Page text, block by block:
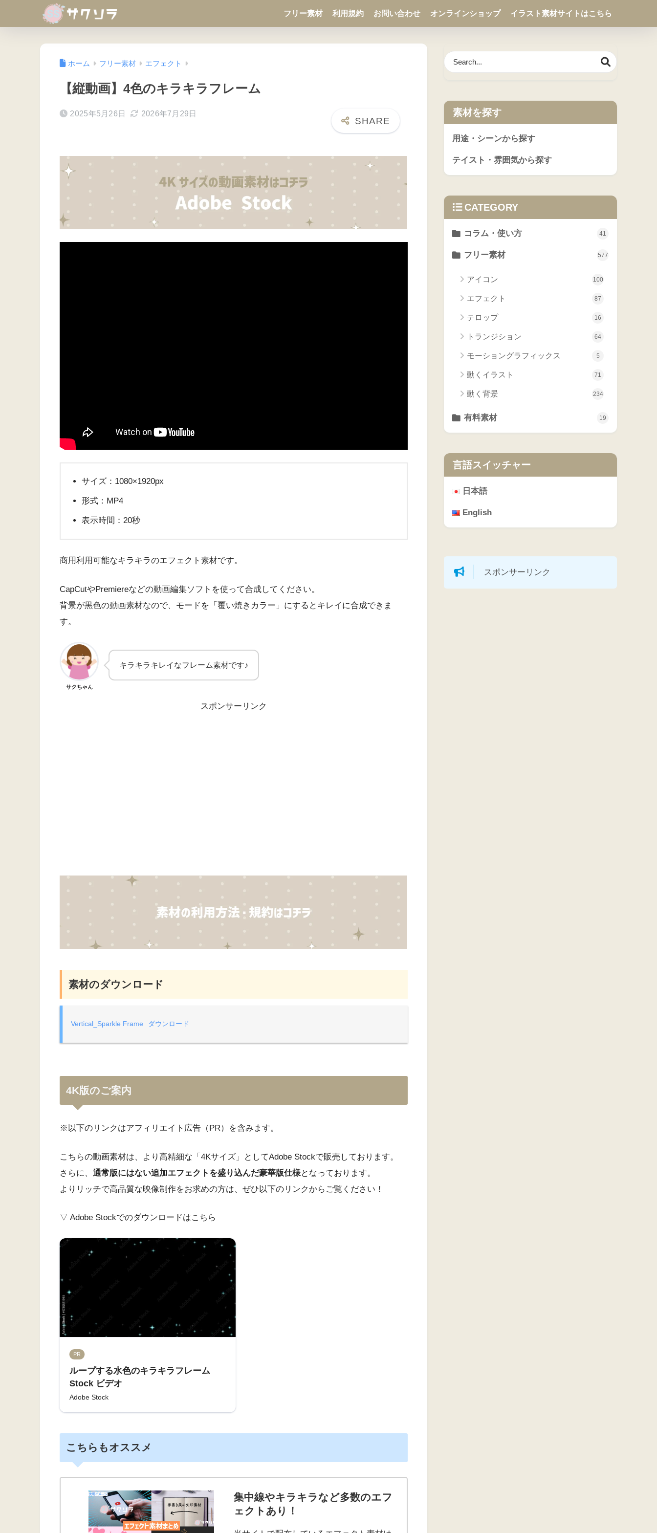
フリー素材 利用規約 お問い合わせ オンラインショップ イラスト素材サイトはこちら
ホーム フリー素材 エフェクト
【縦動画】4色のキラキラフレーム
2025年5月26日 2026年7月29日
サイズ：1080×1920px
形式：MP4
表示時間：20秒
商用利用可能なキラキラのエフェクト素材です。
CapCutやPremiereなどの動画編集ソフトを使って合成してください。
背景が黒色の動画素材なので、モードを「覆い焼きカラー」にするとキレイに合成できま
す。
サクちゃん
キラキラキレイなフレーム素材です♪
スポンサーリンク
素材のダウンロード
Vertical_Sparkle Frame ダウンロード
4K版のご案内
※以下のリンクはアフィリエイト広告（PR）を含みます。
こちらの動画素材は、より高精細な「4Kサイズ」としてAdobe Stockで販売しております。
さらに、 通常版にはない追加エフェクトを盛り込んだ豪華版仕様となっております。
よりリッチで高品質な映像制作をお求めの方は、ぜひ以下のリンクからご覧ください！
▽ Adobe Stockでのダウンロードはこちら
PR
ループする水色のキラキラフレーム
Stock ビデオ
Adobe Stock
こちらもオススメ
集中線やキラキラなど多数のエフ
ェクトあり！
素材を探す
用途・シーンから探す
テイスト・雰囲気から探す
CATEGORY
コラム・使い方 41
フリー素材 577
アイコン 100
エフェクト 87
テロップ 16
トランジション 64
モーショングラフィックス 5
動くイラスト 71
動く背景 234
有料素材 19
言語スイッチャー
日本語
English
スポンサーリンク